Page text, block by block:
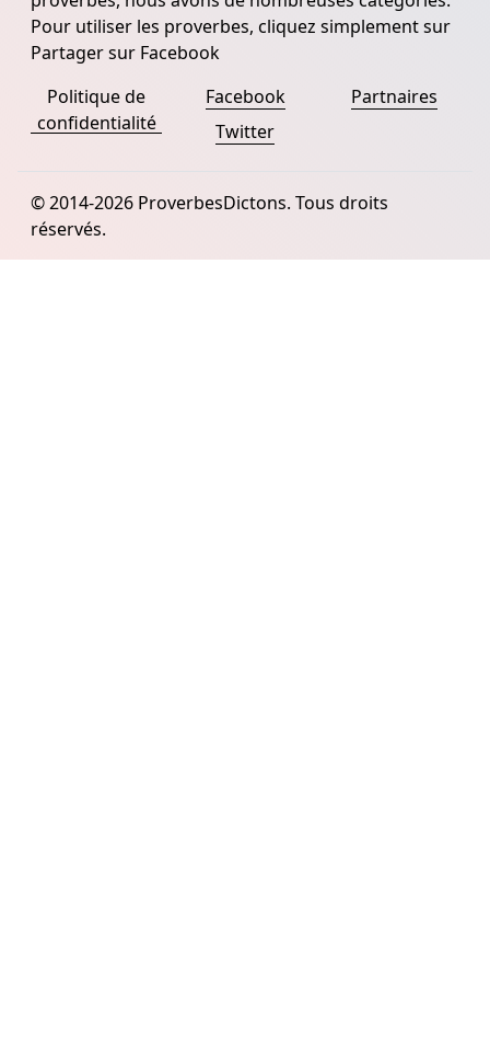
Pour utiliser les proverbes, cliquez simplement sur
Partager sur Facebook
Politique de
confidentialité
Facebook
Twitter
Partnaires
© 2014-2026 ProverbesDictons. Tous droits
réservés.